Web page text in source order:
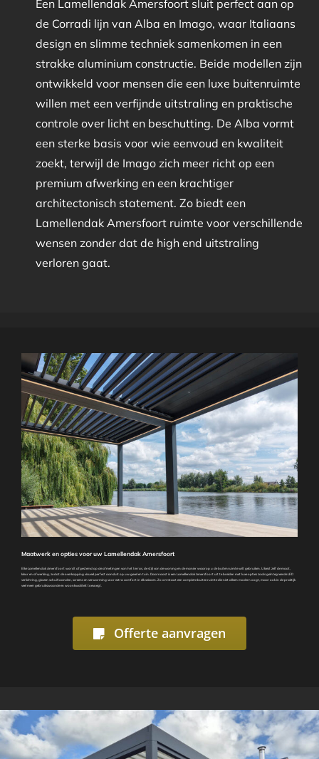
Een Lamellendak Amersfoort sluit perfect aan op
de Corradi lijn van Alba en Imago, waar Italiaans
design en slimme techniek samenkomen in een
strakke aluminium constructie. Beide modellen zijn
ontwikkeld voor mensen die een luxe buitenruimte
willen met een verfijnde uitstraling en praktische
controle over licht en beschutting. De Alba vormt
een sterke basis voor wie eenvoud en kwaliteit
zoekt, terwijl de Imago zich meer richt op een
premium afwerking en een krachtiger
architectonisch statement. Zo biedt een
Lamellendak Amersfoort ruimte voor verschillende
wensen zonder dat de high end uitstraling
verloren gaat.
Maatwerk en opties voor uw Lamellendak Amersfoort
Elke Lamellendak Amersfoort wordt afgestemd op de afmetingen van het terras, de stijl van de woning en de manier waarop u de buitenruimte wilt gebruiken. U kiest zelf de maat,
kleur en afwerking, zodat de overkapping visueel perfect aansluit op uw gevel en tuin. Daarnaast is een Lamellendak Amersfoort uit te breiden met luxe opties zoals geïntegreerde LED
verlichting, glazen schuifwanden, screens en verwarming voor extra comfort in elk seizoen. Zo ontstaat een complete buitenruimte die niet alleen modern oogt, maar ook in de praktijk
veel meer gebruikswaarde en woonkwaliteit toevoegt.
Offerte aanvragen